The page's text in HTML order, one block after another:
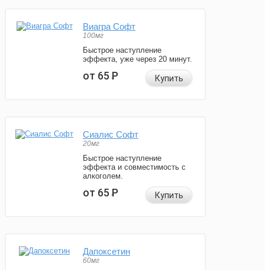
Виагра Софт
100мг
Быстрое наступление
эффекта, уже через 20 минут.
от 65Р Купить
Сиалис Софт
20мг
Быстрое наступление
эффекта и совместимость с
алкоголем.
от 65Р Купить
Дапоксетин
60мг